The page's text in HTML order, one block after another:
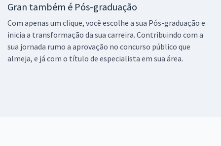
Gran também é Pós-graduação
Com apenas um clique, você escolhe a sua Pós-graduação e
inicia a transformação da sua carreira. Contribuindo com a
sua jornada rumo a aprovação no concurso público que
almeja, e já com o título de especialista em sua área.